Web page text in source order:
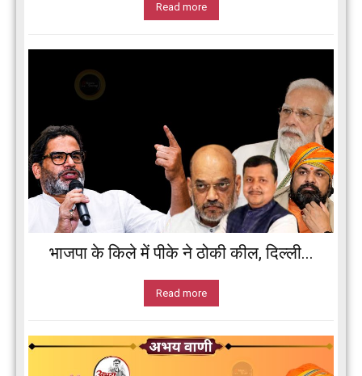
Read more
भाजपा के किले में पीके ने ठोकी कील, दिल्ली...
Read more